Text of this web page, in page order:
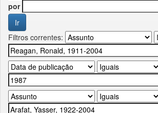
por
Filtros correntes: